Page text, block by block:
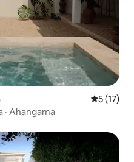
5 (17)
· Ahangama